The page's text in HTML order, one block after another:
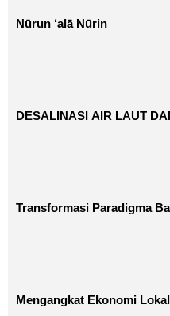
Nūrun ‘alā Nūrin
DESALINASI AIR LAUT
Transformasi Paradigma
Mengangkat Ekonomi